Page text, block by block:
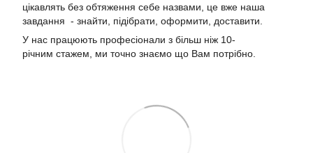
цікавлять без обтяження себе назвами, це вже наша
завдання - знайти, підібрати, оформити, доставити.
У нас працюють професіонали з більш ніж 10-
річним стажем, ми точно знаємо що Вам потрібно.